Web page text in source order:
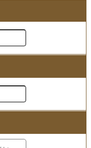
お知らせします。